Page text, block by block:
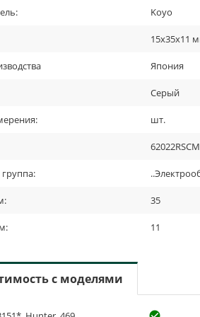
Koyo
15х35х11
Япония
Серый
шт.
62022RSCM
35
11
с моделями